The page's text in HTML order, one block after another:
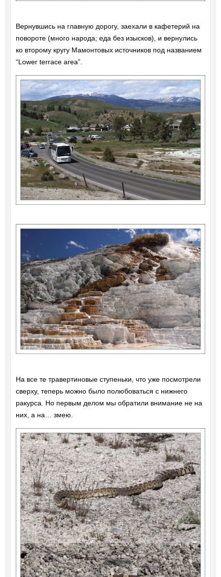
Вернувшись на главную дорогу, заехали в кафетерий на
повороте (много народа; еда без изысков), и вернулись
ко второму кругу Мамонтовых источников под названием
“Lower terrace area”.
На все те травертиновые ступеньки, что уже посмотрели
сверху, теперь можно было полюбоваться с нижнего
ракурса. Но первым делом мы обратили внимание не на
них, а на… змею.